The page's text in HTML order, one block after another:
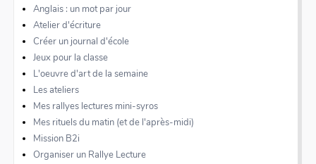
Anglais : un mot par jour
Atelier d'écriture
Créer un journal d'école
Jeux pour la classe
L'oeuvre d'art de la semaine
Les ateliers
Mes rallyes lectures mini-syros
Mes rituels du matin (et de l'après-midi)
Mission B2i
Organiser un Rallye Lecture